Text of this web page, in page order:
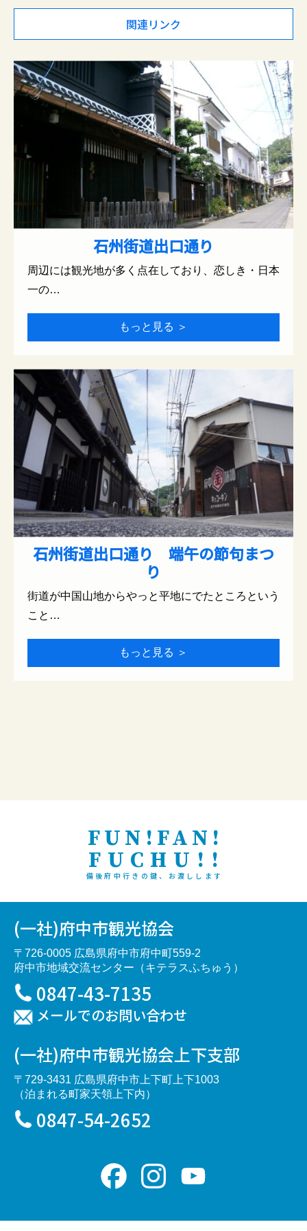
関連リンク
石州街道出口通り
周辺には観光地が多く点在しており、恋しき・日本
一の…
もっと見る ＞
石州街道出口通り 端午の節句まつ
り
街道が中国山地からやっと平地にでたところという
こと…
もっと見る ＞
FUN!FAN!
FUCHU!!
備後府中行きの鍵、お渡しします
(一社)府中市観光協会
〒726-0005 広島県府中市府中町559-2
府中市地域交流センター（キテラスふちゅう）
0847-43-7135
メールでのお問い合わせ
(一社)府中市観光協会上下支部
〒729-3431 広島県府中市上下町上下1003
（泊まれる町家天領上下内）
0847-54-2652
Facebook Instagram